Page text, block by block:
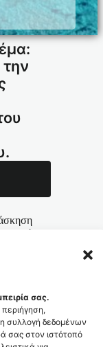
σας.
συλλογή δεδομένων
σας στον ιστότοπό